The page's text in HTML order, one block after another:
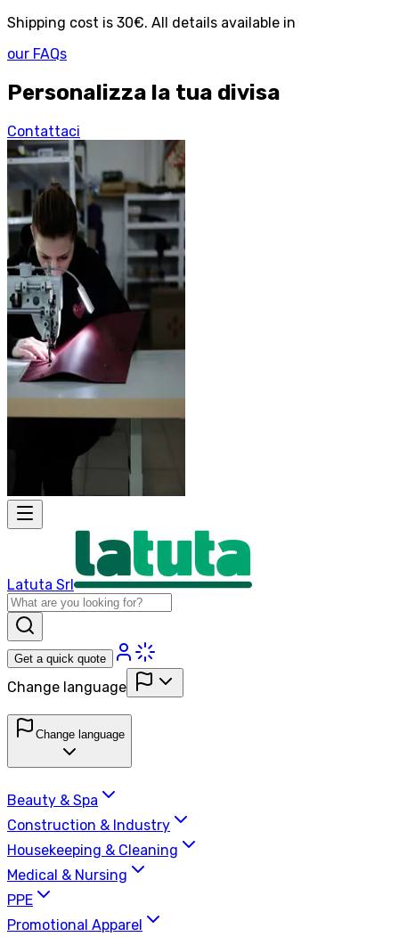
Shipping cost is 30€. All details available in
our FAQs
Personalizza la tua divisa
Contattaci
Latuta Srl
Get a quick quote
Change language
Change language
Beauty & Spa
Construction & Industry
Housekeeping & Cleaning
Medical & Nursing
PPE
Promotional Apparel